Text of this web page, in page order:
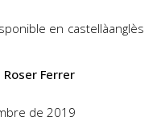
en castellàanglès
Roser Ferrer
de 2019